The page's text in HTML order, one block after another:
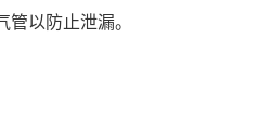
以防止泄漏。